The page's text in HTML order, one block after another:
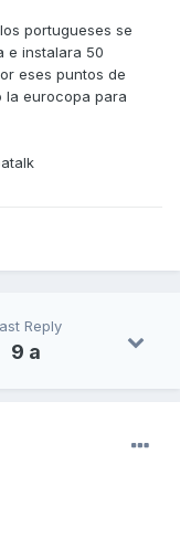
portugueses se
e instalara 50
eses puntos de
la eurocopa para
Reply
9 a